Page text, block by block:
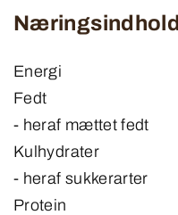
Energi
Fedt
- heraf mættet fedt
Kulhydrater
- heraf sukkerarter
Protein